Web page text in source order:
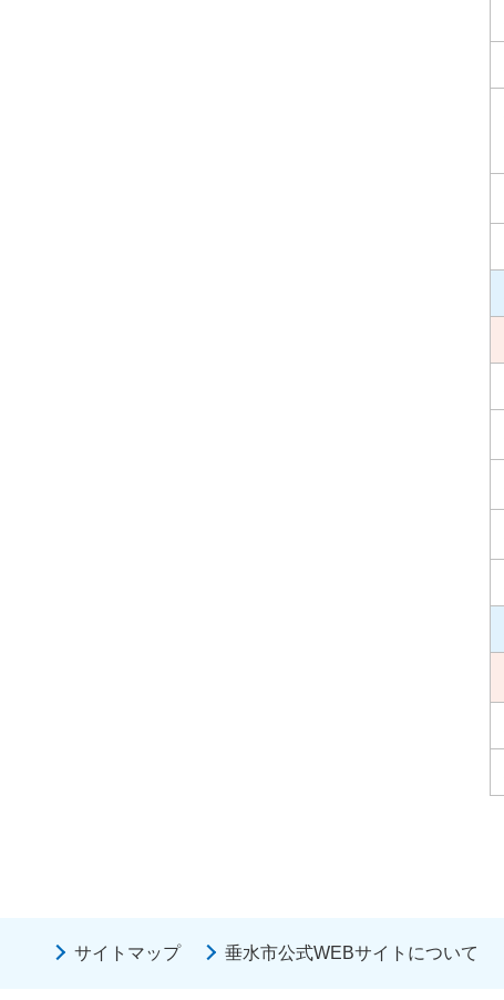
サイトマップ 垂水市公式WEBサイトについて